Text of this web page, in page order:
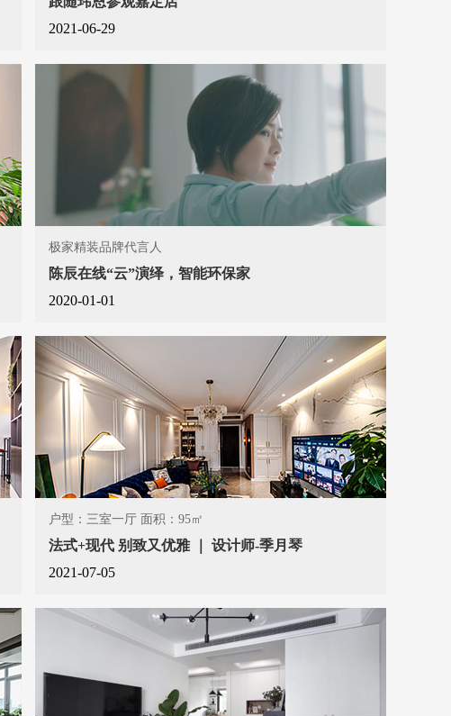
2021-06-29
极家精装品牌代言人
陈辰在线“云”演绎，智能环保家
2020-01-01
户型：三室一厅 面积：95㎡
法式+现代 别致又优雅 ｜ 设计师-季月琴
2021-07-05